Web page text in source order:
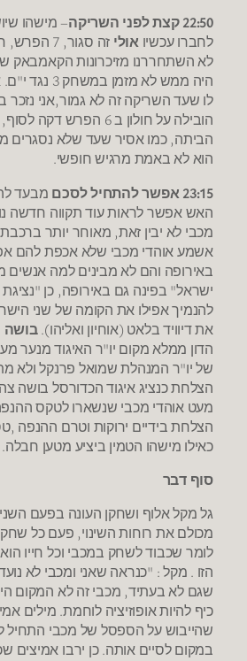
22:50 קצת לפני השריקה
– מישהו
לחברו עכשיואולי
זה סגור, 7
לא השתחררנו מזיכרונות הקאמבאק
היה ממש לא
הובילה על חולון ב 6 הפרש
הביתה, כמו אסיר שעד שלא נסגרים
הוא לא באמת מרגיש חופשי.
23:15 אפשר להתחיל לסכם
מבעד
האש אפשר לראות עוד תקווה חדשה
מכבי לא יבין זאת, מאוחר יותר
אשמע אוהדי מכבי שלא אכפת להם
באירופה והם לא מבינים למה אנשים
ישראל" בפינה גם באירופה, כן
להנמיך אפילו את הקומה של שני
את דיוויד בלאט (אוחיון ואליהו).
הדון ממלא מקום יו"ר האיגוד מנער
של יו"ר המנהלת שמואל פרנקל ולא
הצלחת כנציג איגוד הכדורסל בושה
מעט אוהדי מכבי שנשארו לטקס
הצלחת בידיים ירוקות וטרם ההנפה
כאילו מישהו הטמין ביציע מטען חבלה.
סוף דבר
גל מקל אלוף ושחקן העונה בפעם
מכולם את רוחות השינוי, פעם כל
לומר שכבוד לשחק במכבי וכל חייו
הזו . מקל : "כנראה שאני ומכבי לא
שגם לא בעתיד, מכבי זה לא המקום
כיף להיות אופוזיציה לוחמת. מילים
שהייבוש על הספסל של מכבי התחיל
במקום לסיים אותה. כן ירבו אמיצים